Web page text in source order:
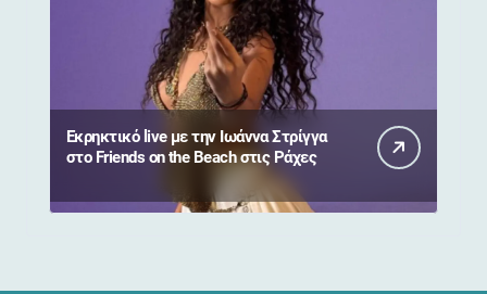
Εκρηκτικό live με την Ιωάννα Στρίγγα
στο Friends on the Beach στις Ράχες